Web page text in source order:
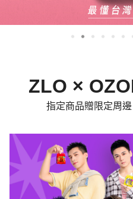
ZLO ×
指定商品贈限定周